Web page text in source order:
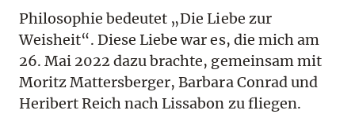
Philosophie bedeutet „Die Liebe zur
Weisheit“. Diese Liebe war es, die mich am
26. Mai 2022 dazu brachte, gemeinsam mit
Moritz Mattersberger, Barbara Conrad und
Heribert Reich nach Lissabon zu fliegen.